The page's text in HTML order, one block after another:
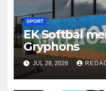
SPORT
EK Softbal
Gryphons
JUL 28, 2026